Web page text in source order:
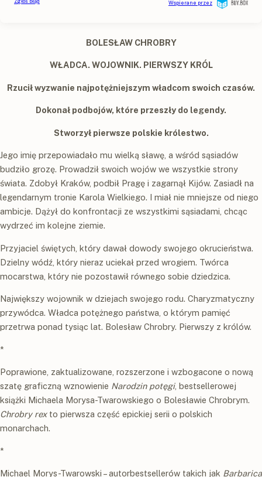
BOLESŁAW CHROBRY
WŁADCA. WOJOWNIK. PIERWSZY KRÓL
Rzucił wyzwanie najpotężniejszym władcom swoich czasów.
Dokonał podbojów, które przeszły do legendy.
Stworzył pierwsze polskie królestwo.
Jego imię przepowiadało mu wielką sławę, a wśród sąsiadów
budziło grozę. Prowadził swoich wojów we wszystkie strony
świata. Zdobył Kraków, podbił Pragę i zagarnął Kijów. Zasiadł na
legendarnym tronie Karola Wielkiego. I miał nie mniejsze od niego
ambicje. Dążył do konfrontacji ze wszystkimi sąsiadami, chcąc
wydrzeć im kolejne ziemie.
Przyjaciel świętych, który dawał dowody swojego okrucieństwa.
Dzielny wódź, który nieraz uciekał przed wrogiem. Twórca
mocarstwa, który nie pozostawił równego sobie dziedzica.
Największy wojownik w dziejach swojego rodu. Charyzmatyczny
przywódca. Władca potężnego państwa, o którym pamięć
przetrwa ponad tysiąc lat. Bolesław Chrobry. Pierwszy z królów.
*
Poprawione, zaktualizowane, rozszerzone i wzbogacone o nową
szatę graficzną wznowienie Narodzin potęgi, bestsellerowej
książki Michaela Morysa-Twarowskiego o Bolesławie Chrobrym.
Chrobry rexto pierwsza część epickiej serii o polskich
monarchach.
*
Michael Morys-Twarowski – autorbestsellerów takich jak Barbarica